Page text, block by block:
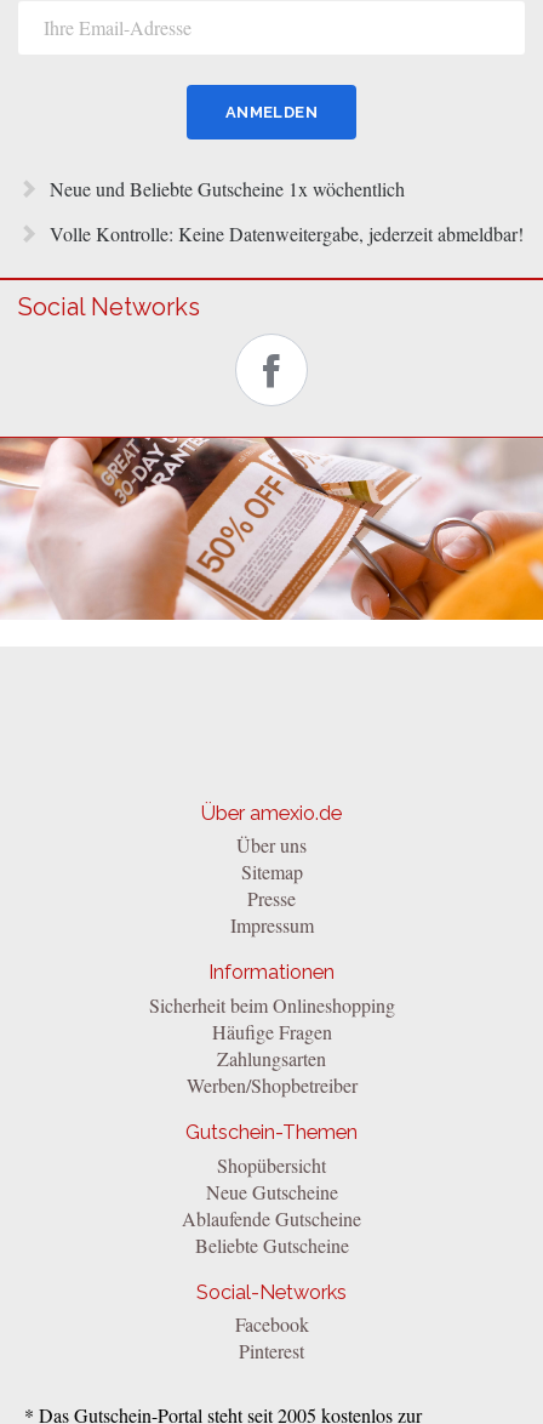
Neue und Beliebte Gutscheine 1x wöchentlich
Volle Kontrolle: Keine Datenweitergabe, jederzeit abmeldbar!
Social Networks
Über amexio.de
Über uns
Sitemap
Presse
Impressum
Informationen
Sicherheit beim Onlineshopping
Häufige Fragen
Zahlungsarten
Werben/Shopbetreiber
Gutschein-Themen
Shopübersicht
Neue Gutscheine
Ablaufende Gutscheine
Beliebte Gutscheine
Social-Networks
Facebook
Pinterest
* Das Gutschein-Portal steht seit 2005 kostenlos zur